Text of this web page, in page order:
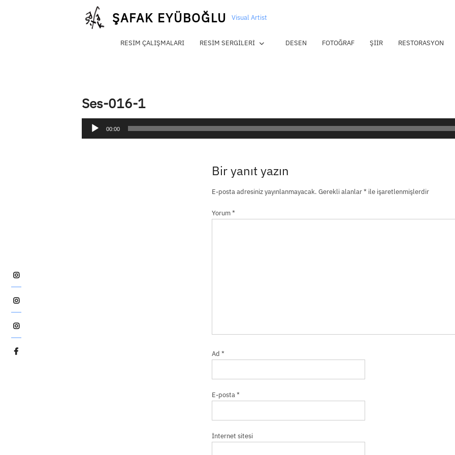
ŞAFAK EYÜBOĞLU Visual Artist
RESIM ÇALIŞMALARI RESIM SERGILERI DESEN FOTOĞRAF ŞIIR RESTORASYON
Şafak
Eyüboğlu
İmkansız
Pozlama
İmkansız
Pozlama
Şafak
Ses-016-1
Ses
oynatıcı
00:00
Bir yanıt yazın
E-posta adresiniz yayınlanmayacak. Gerekli alanlar*ile işaretlenmişlerdir
Yorum*
Ad *
E-posta*
İnternet sitesi